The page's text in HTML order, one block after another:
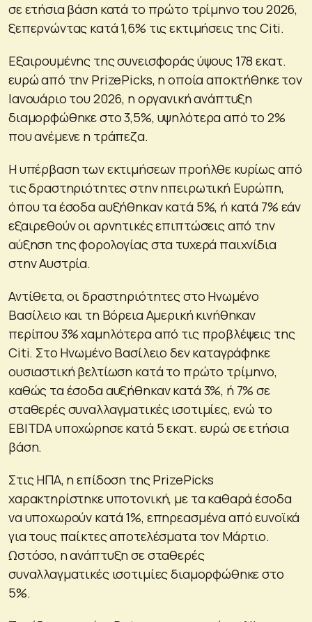
σε ετήσια βάση κατά το πρώτο τρίμηνο του 2026,
ξεπερνώντας κατά 1,6% τις εκτιμήσεις της Citi.
Εξαιρουμένης της συνεισφοράς ύψους 178 εκατ.
ευρώ από την PrizePicks, η οποία αποκτήθηκε τον
Ιανουάριο του 2026, η οργανική ανάπτυξη
διαμορφώθηκε στο 3,5%, υψηλότερα από το 2%
που ανέμενε η τράπεζα.
Η υπέρβαση των εκτιμήσεων προήλθε κυρίως από
τις δραστηριότητες στην ηπειρωτική Ευρώπη,
όπου τα έσοδα αυξήθηκαν κατά 5%, ή κατά 7% εάν
εξαιρεθούν οι αρνητικές επιπτώσεις από την
αύξηση της φορολογίας στα τυχερά παιχνίδια
στην Αυστρία.
Αντίθετα, οι δραστηριότητες στο Ηνωμένο
Βασίλειο και τη Βόρεια Αμερική κινήθηκαν
περίπου 3% χαμηλότερα από τις προβλέψεις της
Citi. Στο Ηνωμένο Βασίλειο δεν καταγράφηκε
ουσιαστική βελτίωση κατά το πρώτο τρίμηνο,
καθώς τα έσοδα αυξήθηκαν κατά 3%, ή 7% σε
σταθερές συναλλαγματικές ισοτιμίες, ενώ το
EBITDA υποχώρησε κατά 5 εκατ. ευρώ σε ετήσια
βάση.
Στις ΗΠΑ, η επίδοση της PrizePicks
χαρακτηρίστηκε υποτονική, με τα καθαρά έσοδα
να υποχωρούν κατά 1%, επηρεασμένα από ευνοϊκά
για τους παίκτες αποτελέσματα τον Μάρτιο.
Ωστόσο, η ανάπτυξη σε σταθερές
συναλλαγματικές ισοτιμίες διαμορφώθηκε στο
5%.